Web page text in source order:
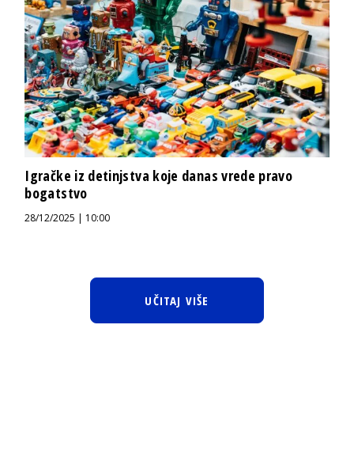
Igračke iz detinjstva koje danas vrede pravo
bogatstvo
28/12/2025 | 10:00
UČITAJ VIŠE